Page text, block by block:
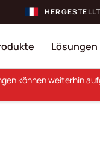
Lösungen
können weiterhin